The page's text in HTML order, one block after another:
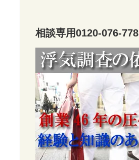
相談専用0120-076-778